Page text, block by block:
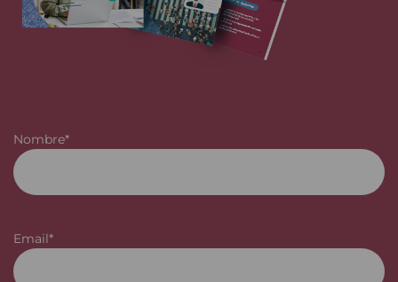
Nombre*
Email*